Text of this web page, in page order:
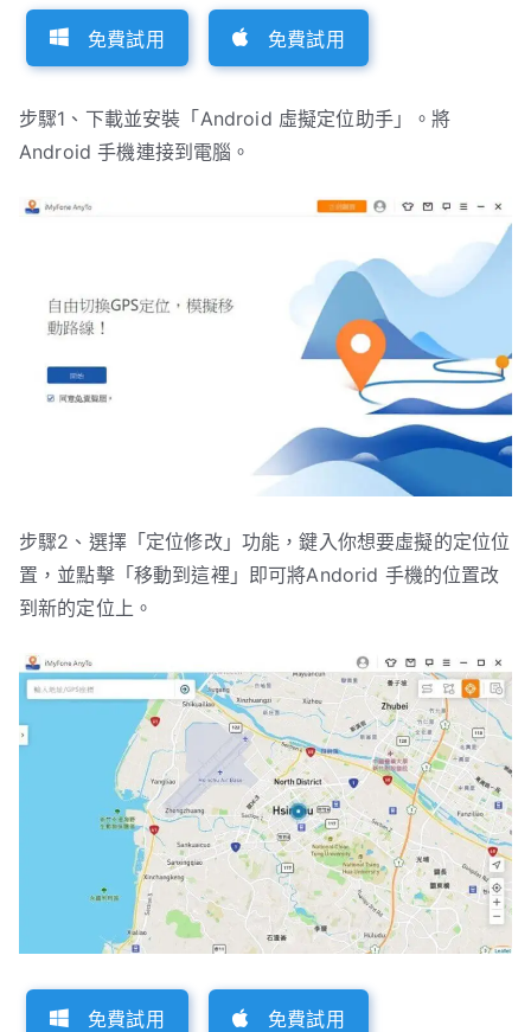
免費試用 免費試用
步驟1、下載並安裝「Android 虛擬定位助手」。將
Android 手機連接到電腦。
步驟2、選擇「定位修改」功能，鍵入你想要虛擬的定位位
置，並點擊「移動到這裡」即可將Andorid 手機的位置改
到新的定位上。
免費試用 免費試用